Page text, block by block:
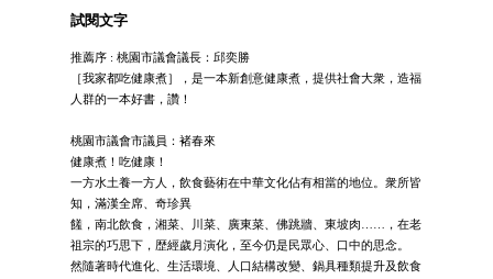
試閱文字
推薦序 : 桃園市議會議長：邱奕勝
［我家都吃健康煮］，是一本新創意健康煮，提供社會大衆，造福
人群的一本好書，讚！
桃園市議會市議員：褚春來
健康煮！吃健康！
一方水土養一方人，飲食藝術在中華文化佔有相當的地位。衆所皆
知，滿漢全席、奇珍異
饈，南北飲食，湘菜、川菜、廣東菜、佛跳牆、東坡肉……，在老
祖宗的巧思下，歴經歲月演化，至今仍是民眾心、口中的思念。
然隨著時代進化、生活環境、人口結構改變、鍋具種類提升及飲食